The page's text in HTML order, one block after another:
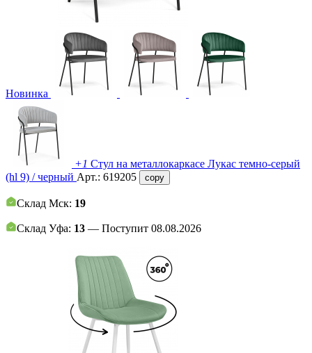
Новинка
+1 Стул на металлокаркасе Лукас темно-серый
(hl 9) / черный Арт.: 619205 copy
Склад Мск: 19
Склад Уфа: 13 — Поступит 08.08.2026